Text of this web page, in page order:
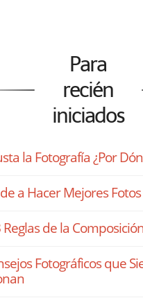
Para
recién
iniciados
la Fotografía ¿Por
a Hacer Mejores
Reglas de la
Fotográficos que